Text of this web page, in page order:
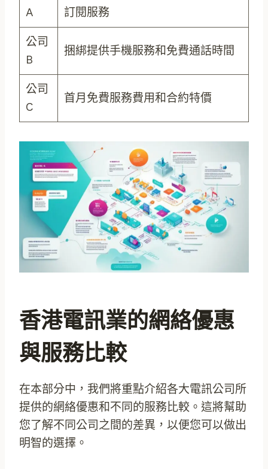
A
訂閱服務
公司
B
捆綁提供手機服務和免費通話時間
公司
C
首月免費服務費用和合約特價
香港電訊業的網絡優惠
與服務比較
在本部分中，我們將重點介紹各大電訊公司所
提供的網絡優惠和不同的服務比較。這將幫助
您了解不同公司之間的差異，以便您可以做出
明智的選擇。